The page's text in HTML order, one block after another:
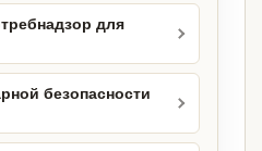
для
безопасности